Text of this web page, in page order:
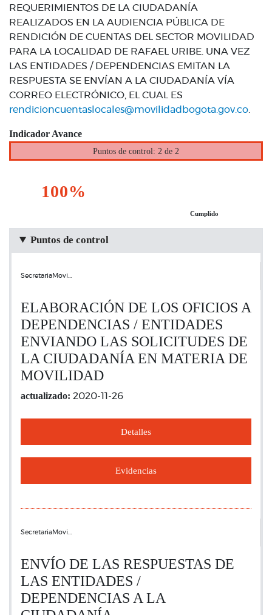
REQUERIMIENTOS DE LA CIUDADANÍA
REALIZADOS EN LA AUDIENCIA PÚBLICA DE
RENDICIÓN DE CUENTAS DEL SECTOR MOVILIDAD
PARA LA LOCALIDAD DE RAFAEL URIBE. UNA VEZ
LAS ENTIDADES / DEPENDENCIAS EMITAN LA
RESPUESTA SE ENVÍAN A LA CIUDADANÍA VÍA
CORREO ELECTRÓNICO, EL CUAL ES
rendicioncuentaslocales@movilidadbogota.gov.co
Indicador Avance
Puntos de control: 2 de 2
100%
Cumplido
Puntos de control
SecretariaMovi…
ELABORACIÓN DE LOS OFICIOS A
DEPENDENCIAS / ENTIDADES
ENVIANDO LAS SOLICITUDES DE
LA CIUDADANÍA EN MATERIA DE
MOVILIDAD
actualizado: 2020-11-26
Detalles
Evidencias
SecretariaMovi…
ENVÍO DE LAS RESPUESTAS DE
LAS ENTIDADES /
DEPENDENCIAS A LA